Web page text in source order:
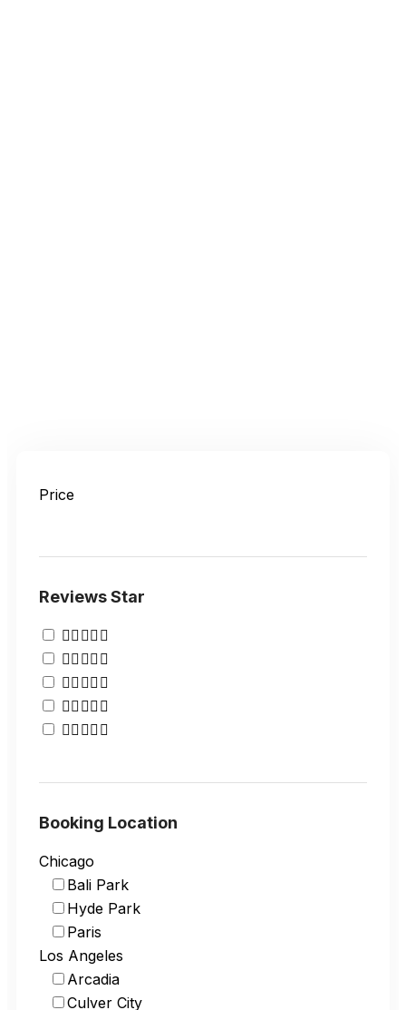
Price
Reviews Star
Booking Location
Chicago
Bali Park
Hyde Park
Paris
Los Angeles
Arcadia
Culver City